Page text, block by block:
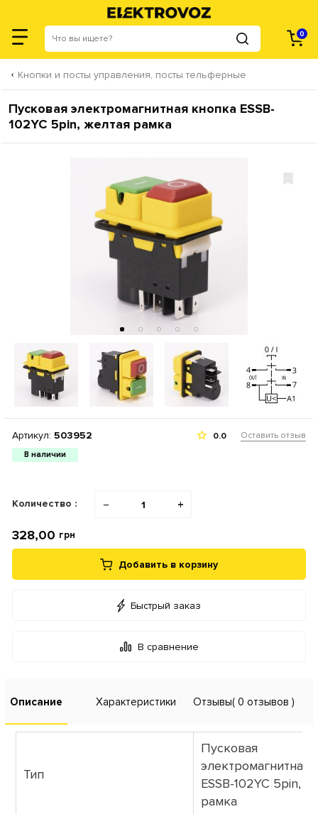
0
Кнопки и посты управления, посты тельферные
Пусковая электромагнитная кнопка ESSB-
102YC 5pin, желтая рамка
Артикул: 503952
В наличии
0.0 Оставить отзыв
Количество : − +
328,00 грн
Добавить в корзину
Быстрый заказ
В сравнение
Описание Характеристики Отзывы( 0 отзывов )
Тип
Пусковая
электромагнитная
ESSB-102YC 5pin,
рамка